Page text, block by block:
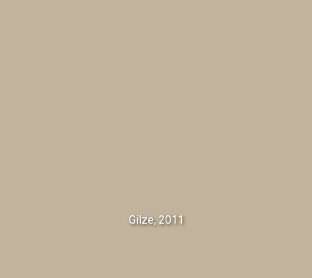
Gilze, 2011